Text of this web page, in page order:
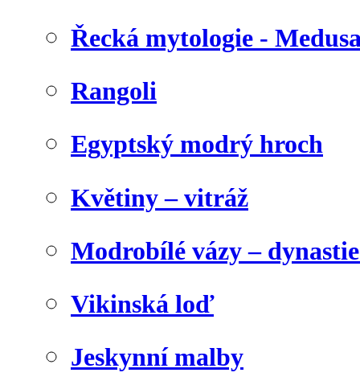
Řecká mytologie -
Rangoli
Egyptský modrý hroch
Květiny – vitráž
Modrobílé vázy –
Vikinská loď
Jeskynní malby